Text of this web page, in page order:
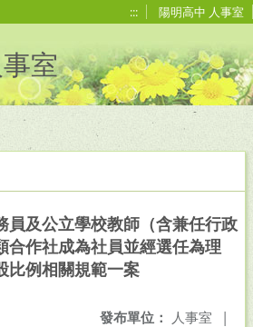
::: 陽明高中 人事室
室
員及公立學校教師（含兼任行政
合作社成為社員並經選任為理
比例相關規範一案
發布單位： 人事室 |